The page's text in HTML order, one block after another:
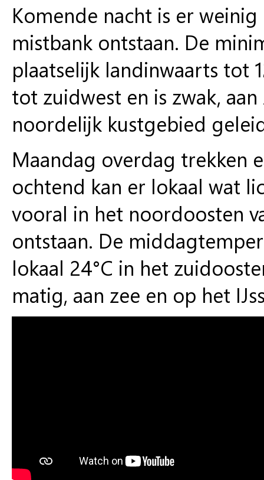
Komende nacht is er
mistbank ontstaan. De
plaatselijk landinwaarts tot
tot zuidwest en is zwak,
noordelijk kustgebied
Maandag overdag trekken
ochtend kan er lokaal wat
vooral in het noordoosten
ontstaan. De
lokaal 24°C in het
matig, aan zee en op het